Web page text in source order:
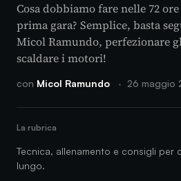
Cosa dobbiamo fare nelle 72
prima gara? Semplice, basta
Micol Ramundo, perfezionare
scaldare i motori!
con Micol Ramundo · 26 maggio
La rubrica
Tecnica, allenamento e consigli per
lungo.